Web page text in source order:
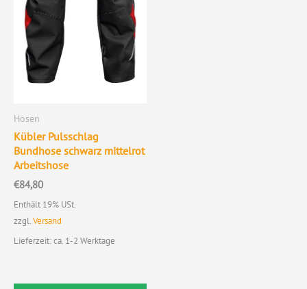
Hosen
Kübler Pulsschlag
Bundhose schwarz mittelrot
Arbeitshose
€84,80
Enthält 19% USt.
zzgl.Versand
Lieferzeit: ca. 1-2 Werktage
der
Produktseite
gewählt
werden